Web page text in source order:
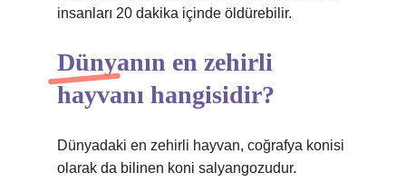
insanları 20 dakika içinde öldürebilir.
Dünyanın en zehirli
hayvanı hangisidir?
Dünyadaki en zehirli hayvan, coğrafya konisi
olarak da bilinen koni salyangozudur.